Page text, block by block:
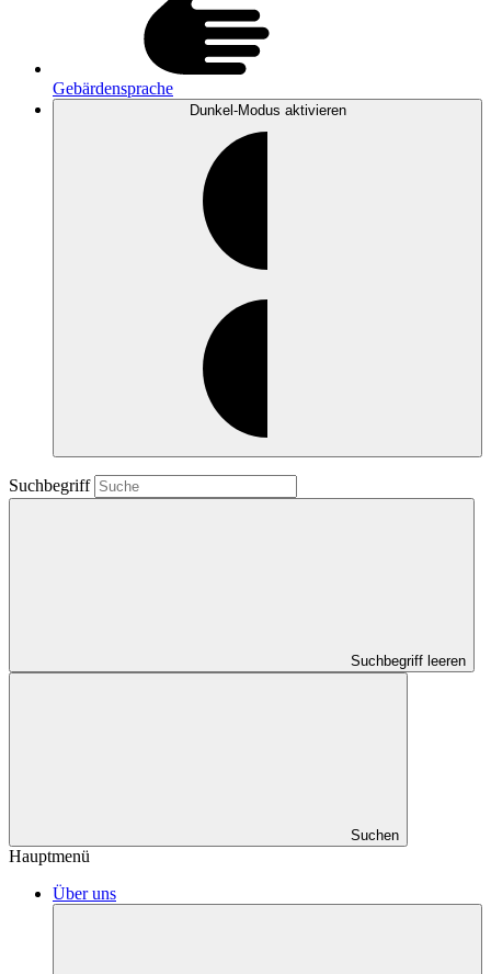
Gebärdensprache
Dunkel-Modus aktivieren
Suchbegriff
Suchbegriff leeren
Suchen
Hauptmenü
Über uns